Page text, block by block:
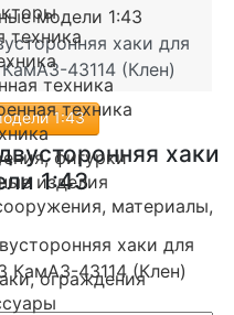
техника
техника
техника
фигурки
изделия
материалы,
ограждения
модели 1:43
хаки для
43114 (Клен)
1:43
хаки
1:43